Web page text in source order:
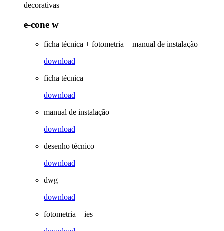
decorativas
e-cone w
ficha técnica + fotometria + manual de instalação
download
ficha técnica
download
manual de instalação
download
desenho técnico
download
dwg
download
fotometria + ies